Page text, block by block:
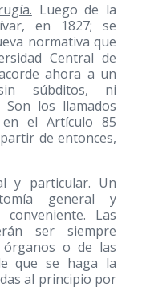
Luego de la
en 1827; se
normativa que
Central de
ahora a un
súbditos, ni
Son los llamados
en el Artículo 85
de entonces,
y particular. Un
general y
Las
ser siempre
o de las
que se haga la
al principio por